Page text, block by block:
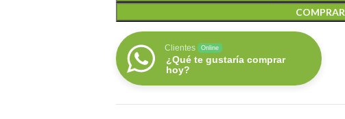
COMPRAR
Clientes Online
¿Qué te gustaría comprar
hoy?